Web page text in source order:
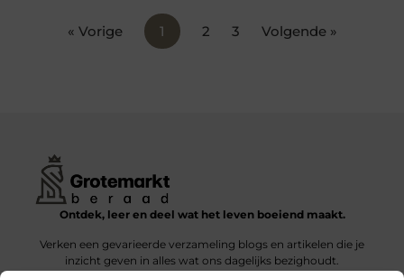
« Vorige 1 2 3 Volgende »
Ontdek, leer en deel wat het leven boeiend maakt.
Verken een gevarieerde verzameling blogs en artikelen die je
inzicht geven in alles wat ons dagelijks bezighoudt.